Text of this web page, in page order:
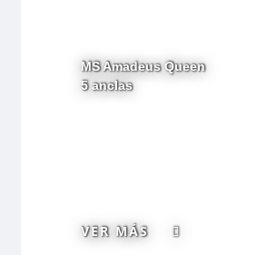
pie moderado. Es posible
estimados, se publican a
MS Amadeus Queen
5 anclas
VER MÁS